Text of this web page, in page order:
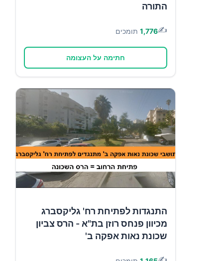
התורה
✍️
1,776 תומכים
חתימה על העצומה
התנגדות לפתיחת רח' גליקסברג
מכיוון פנחס רוזן בת"א - הרס צביון
שכונת נאות אפקה ב'